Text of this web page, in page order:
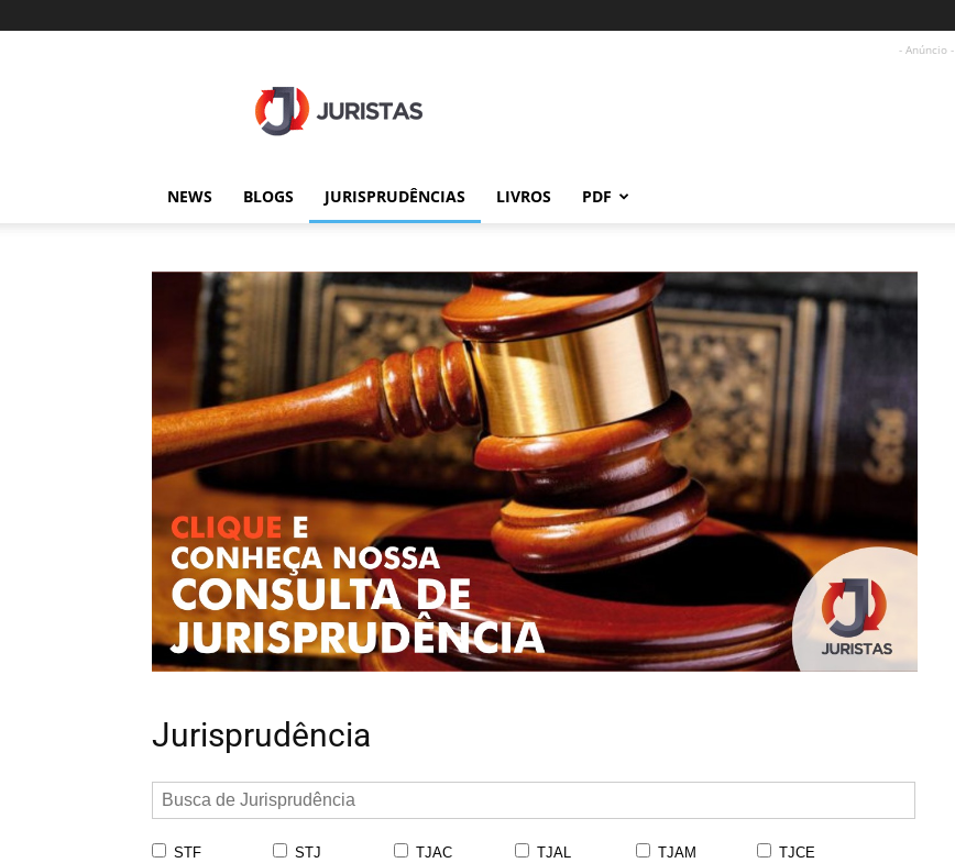
- Anúncio -
NEWS BLOGS JURISPRUDÊNCIAS LIVROS PDF
Jurisprudência
STF STJ TJAC TJAL TJAM
TJCE